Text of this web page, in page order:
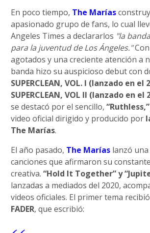
En poco tiempo, The Marías
apasionado grupo de fans, lo cual
Angeles Times a declararlos "la
para la juventud de Los Ángeles."
agotados y una creciente atención a
banda hizo su auspicioso debut con
SUPERCLEAN, VOL. I (lanzado en el
SUPERCLEAN, VOL II (lanzado en el
se destacó por el sencillo,“Ruthless,”
video oficial dirigido y producido por
The Marías.
El año pasado, The Marías lanzó
canciones que afirmaron su
creativa.“Hold It Together” y
lanzadas a mediados del 2020,
videos oficiales. El primer tema
FADER, que escribió: